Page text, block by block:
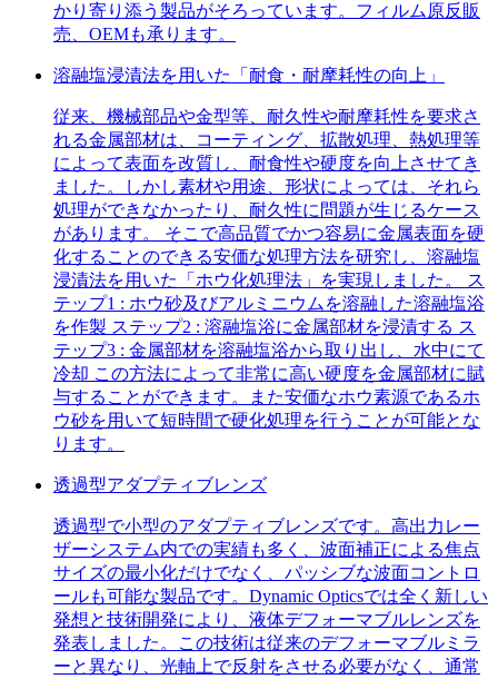
かり寄り添う製品がそろっています。フィルム原反販
売、OEMも承ります。
溶融塩浸漬法を用いた「耐食・耐摩耗性の向上」
従来、機械部品や金型等、耐久性や耐摩耗性を要求さ
れる金属部材は、コーティング、拡散処理、熱処理等
によって表面を改質し、耐食性や硬度を向上させてき
ました。しかし素材や用途、形状によっては、それら
処理ができなかったり、耐久性に問題が生じるケース
があります。 そこで高品質でかつ容易に金属表面を硬
化することのできる安価な処理方法を研究し、溶融塩
浸漬法を用いた「ホウ化処理法」を実現しました。 ス
テップ1 : ホウ砂及びアルミニウムを溶融した溶融塩浴
を作製 ステップ2 : 溶融塩浴に金属部材を浸漬する ス
テップ3 : 金属部材を溶融塩浴から取り出し、水中にて
冷却 この方法によって非常に高い硬度を金属部材に賦
与することができます。また安価なホウ素源であるホ
ウ砂を用いて短時間で硬化処理を行うことが可能とな
ります。
透過型アダプティブレンズ
透過型で小型のアダプティブレンズです。高出力レー
ザーシステム内での実績も多く、波面補正による焦点
サイズの最小化だけでなく、パッシブな波面コントロ
ールも可能な製品です。Dynamic Opticsでは全く新しい
発想と技術開発により、液体デフォーマブルレンズを
発表しました。この技術は従来のデフォーマブルミラ
ーと異なり、光軸上で反射をさせる必要がなく、通常